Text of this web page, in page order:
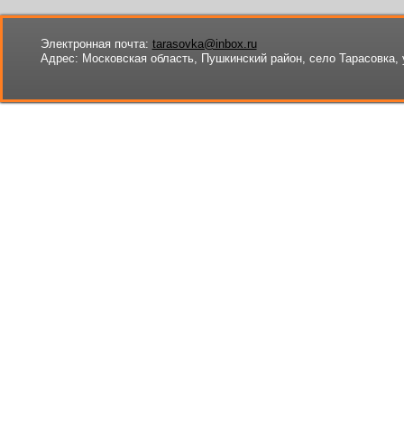
Электронная почта: tarasovka@inbox.ru
Адрес: Московская область, Пушкинский район, село